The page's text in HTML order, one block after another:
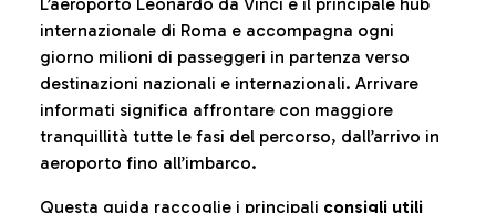
internazionale di Roma e accompagna ogni
giorno milioni di passeggeri in partenza verso
destinazioni nazionali e internazionali. Arrivare
informati significa affrontare con maggiore
tranquillità tutte le fasi del percorso, dall’arrivo in
aeroporto fino all’imbarco.
Questa guida raccoglie i principali consigli utili